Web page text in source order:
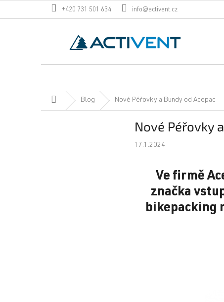
+420 731 501 634 info@activent.cz
Domů Blog Nové Péřovky a Bundy od Acepac
Nové Péřovky
17.1.2024
Ve firmě
značka
bikepacking